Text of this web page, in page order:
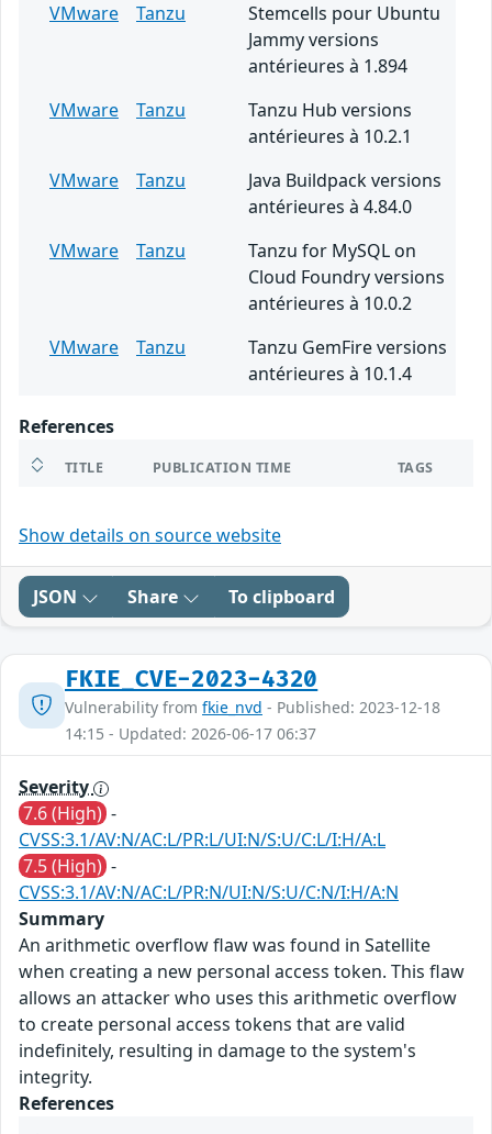
VMware
Tanzu
Stemcells pour Ubuntu
Jammy versions
antérieures à 1.894
VMware
Tanzu
Tanzu Hub versions
antérieures à 10.2.1
VMware
Tanzu
Java Buildpack versions
antérieures à 4.84.0
VMware
Tanzu
Tanzu for MySQL on
Cloud Foundry versions
antérieures à 10.0.2
VMware
Tanzu
Tanzu GemFire versions
antérieures à 10.1.4
References
TITLE PUBLICATION TIME TAGS
Show details on source website
JSON Share To clipboard
FKIE_CVE-2023-4320
Vulnerability from fkie_nvd - Published: 2023-12-18
14:15 - Updated: 2026-06-17 06:37
Severity
7.6 (High) -
CVSS:3.1/AV:N/AC:L/PR:L/UI:N/S:U/C:L/I:H/A:L
7.5 (High) -
CVSS:3.1/AV:N/AC:L/PR:N/UI:N/S:U/C:N/I:H/A:N
Summary
An arithmetic overflow flaw was found in Satellite
when creating a new personal access token. This flaw
allows an attacker who uses this arithmetic overflow
to create personal access tokens that are valid
indefinitely, resulting in damage to the system's
integrity.
References